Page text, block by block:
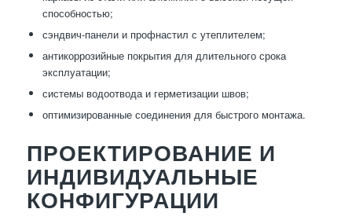
способностью;
сэндвич-панели и профнастил с утеплителем;
антикоррозийные покрытия для длительного срока
эксплуатации;
системы водоотвода и герметизации швов;
оптимизированные соединения для быстрого монтажа.
ПРОЕКТИРОВАНИЕ И
ИНДИВИДУАЛЬНЫЕ
КОНФИГУРАЦИИ